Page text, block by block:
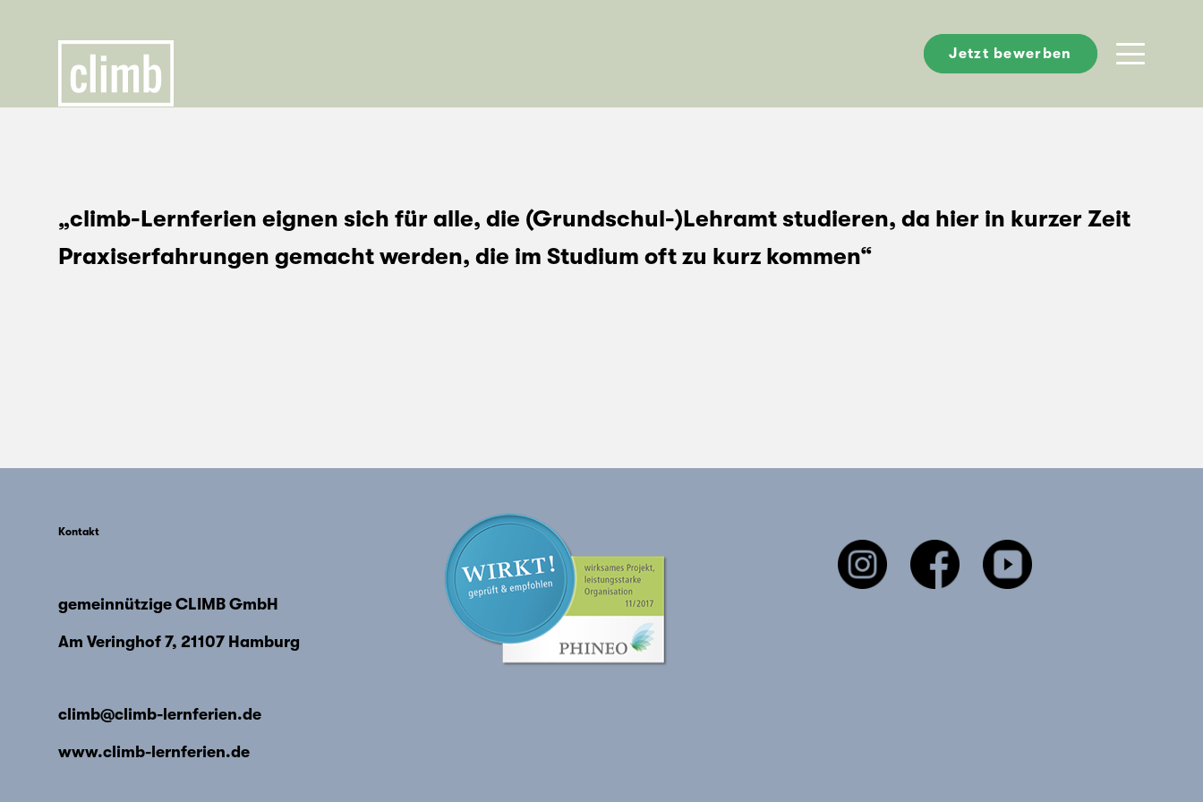
Jetzt bewerben
„climb-Lernferien eignen sich für alle, die (Grundschul-)Lehramt studieren, da hier in kurzer Zeit
Praxiserfahrungen gemacht werden, die im Studium oft zu kurz kommen“
Kontakt
gemeinnützige CLIMB GmbH
Am Veringhof 7, 21107 Hamburg
climb@climb-lernferien.de
www.climb-lernferien.de